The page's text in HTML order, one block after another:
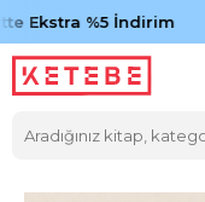
Ekstra %5 İndirim